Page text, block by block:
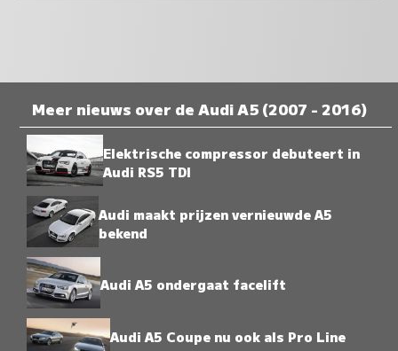
Meer nieuws over de Audi A5 (2007 - 2016)
Elektrische compressor debuteert in
Audi RS5 TDI
Audi maakt prijzen vernieuwde A5
bekend
Audi A5 ondergaat facelift
Audi A5 Coupe nu ook als Pro Line